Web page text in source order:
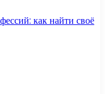
как найти своё